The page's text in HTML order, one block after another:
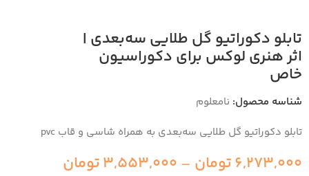
تابلو دکوراتیو گل طلایی سه‌بعدی |
اثر هنری لوکس برای دکوراسیون
خاص
شناسه محصول: نامعلوم
تابلو دکوراتیو گل طلایی سه‌بعدی به همراه شاسی و قاب pvc
6,273,000تومان –
3,553,000تومان